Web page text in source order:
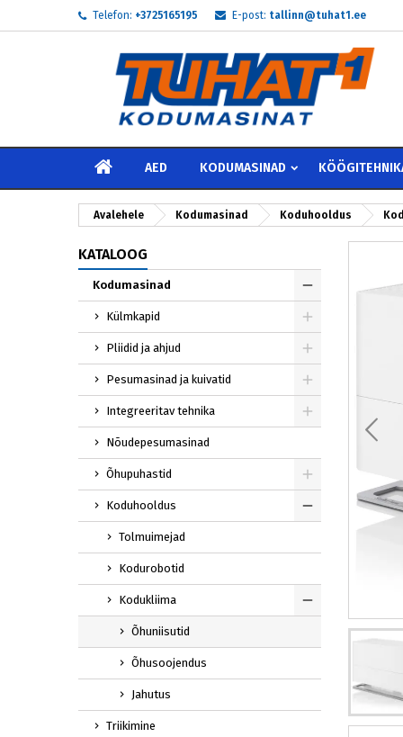
Telefon: +3725165195 E-post: tallinn@tuhat1.ee
AVALEHELE
AED KODUMASINAD
Avalehele Kodumasinad Koduhooldus
KATALOOG
Kodumasinad
Külmkapid
Pliidid ja ahjud
Pesumasinad ja kuivatid
Integreeritav tehnika
Nõudepesumasinad
Õhupuhastid
Koduhooldus
Tolmuimejad
Kodurobotid
Kodukliima
Õhuniisutid
Õhusoojendus
Jahutus
Triikimine